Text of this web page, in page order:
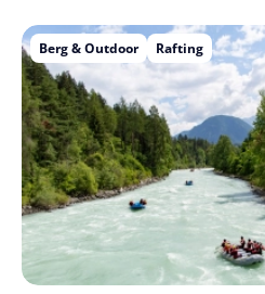
Berg & Outdoor Rafting